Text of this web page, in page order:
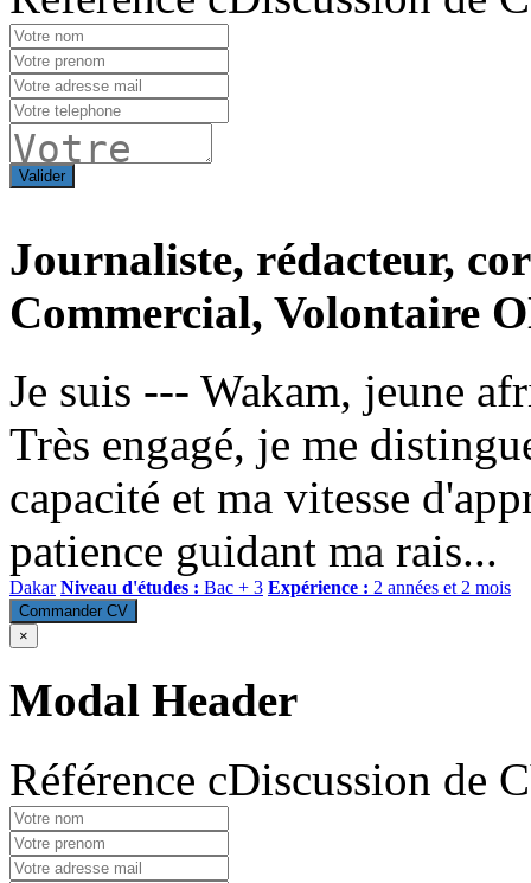
Valider
Journaliste, rédacteur,
Commercial, Volontaire
Je suis --- Wakam, jeune
Très engagé, je me
capacité et ma vitesse
patience guidant ma rais...
Dakar Niveau d'études : Bac + 3 Expérience : 2 années et 2 mois
Commander CV
×
Modal Header
Référence cDiscussion de